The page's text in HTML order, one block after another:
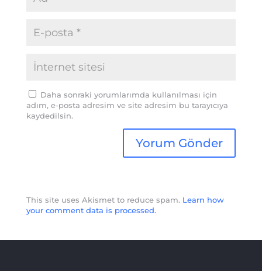
Daha sonraki yorumlarımda kullanılması için
adım, e-posta adresim ve site adresim bu tarayıcıya
kaydedilsin.
This site uses Akismet to reduce spam. Learn how
your comment data is processed.